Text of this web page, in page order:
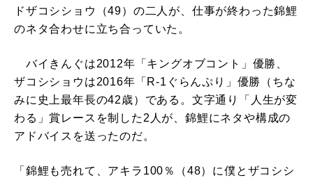
ドザコシショウ（49）の二人が、仕事が終わった錦鯉
のネタ合わせに立ち合っていた。
バイきんぐは2012年「キングオブコント」優勝、
ザコシショウは2016年「R-1ぐらんぷり」優勝（ちな
みに史上最年長の42歳）である。文字通り「人生が変
わる」賞レースを制した2人が、錦鯉にネタや構成の
アドバイスを送ったのだ。
「錦鯉も売れて、アキラ100％（48）に僕とザコシシ